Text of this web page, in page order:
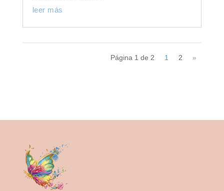
leer más
Página 1 de 2 1 2 »